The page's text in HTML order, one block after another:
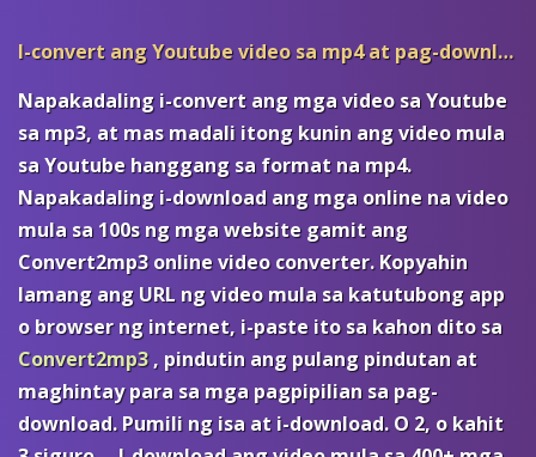
I-convert ang Youtube video sa mp4 at pag-download
Napakadaling i-convert ang mga video sa Youtube
sa mp3, at mas madali itong kunin ang video mula
sa Youtube hanggang sa format na mp4.
Napakadaling i-download ang mga online na video
mula sa 100s ng mga website gamit ang
Convert2mp3 online video converter. Kopyahin
lamang ang URL ng video mula sa katutubong app
o browser ng internet, i-paste ito sa kahon dito sa
Convert2mp3, pindutin ang pulang pindutan at
maghintay para sa mga pagpipilian sa pag-
download. Pumili ng isa at i-download. O 2, o kahit